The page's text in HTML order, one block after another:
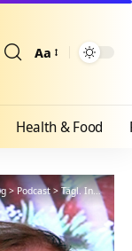
Aa
Health & Food
> Podcast> Tägl. Inspiration